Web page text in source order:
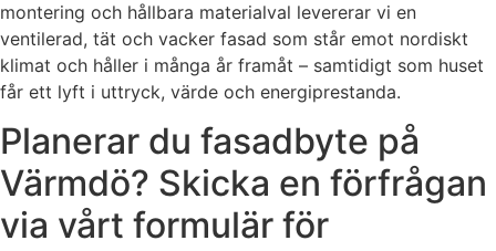
montering och hållbara materialval levererar vi en
ventilerad, tät och vacker fasad som står emot nordiskt
klimat och håller i många år framåt – samtidigt som huset
får ett lyft i uttryck, värde och energiprestanda.
Planerar du fasadbyte på
Värmdö? Skicka en förfrågan
via vårt formulär för